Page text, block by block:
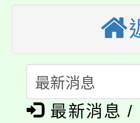
《TA101》
程，歡迎學
心理、諮商
系所師生報
轉知苗栗縣
縣市「校園
門員」簡章
踴躍報名參
桃園市115
要點
「桃園市補
展演活動實
115年度「
義教育推展
公告本校
最新消息 /